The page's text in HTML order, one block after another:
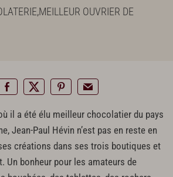
,MEILLEUR OUVRIER DE
il a été élu meilleur chocolatier du pays
Jean-Paul Hévin n’est pas en reste en
créations dans ses trois boutiques et
Un bonheur pour les amateurs de